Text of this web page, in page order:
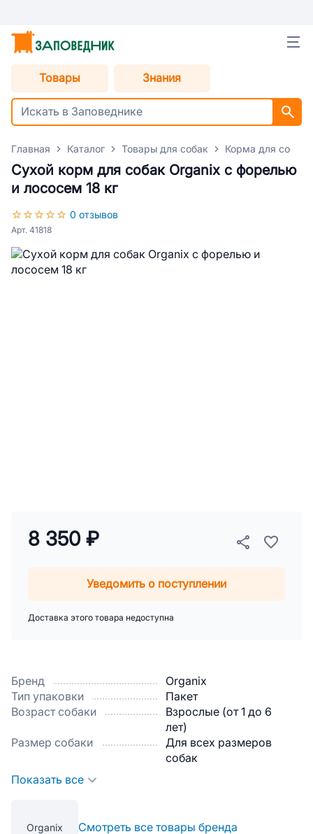
Товары Знания
Главная Каталог Товары для собак Корма для собак
Сухой корм для собак Organix с форелью
и лососем 18 кг
0 отзывов
Арт. 41818
Бренд
Organix
Тип упаковки
Пакет
Возраст собаки
Взрослые (от 1 до 6
лет)
Размер собаки
Для всех размеров
собак
Показать все
Organix Смотреть все товары бренда
8 350 ₽
Уведомить о поступлении
Доставка этого товара недоступна